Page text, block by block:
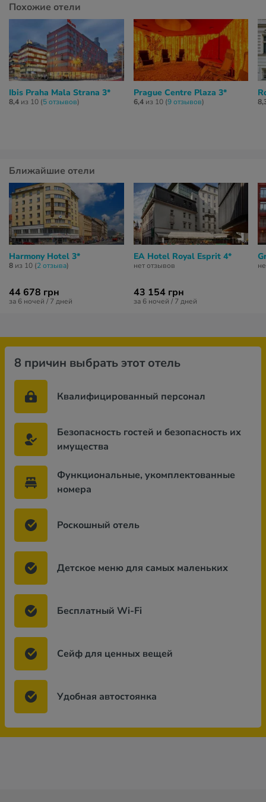
Похожие отели
Ibis Praha Mala Strana 3*
8,4 из 10 (5 отзывов)
Prague Centre Plaza 3*
6,4из 10 (9 отзывов)
Ближайшие отели
Harmony Hotel 3*
8 из 10 (2 отзывa)
44 678 грн
за 6 ночей / 7 дней
EA Hotel Royal Esprit 4*
нет отзывов
43 154 грн
за 6 ночей / 7 дней
8 причин выбрать этот отель
Квалифицированный персонал
Безопасность гостей и безопасность их
имущества
Функциональные, укомплектованные
номера
Роскошный отель
Детское меню для самых маленьких
Бесплатный Wi-Fi
Сейф для ценных вещей
Удобная автостоянка